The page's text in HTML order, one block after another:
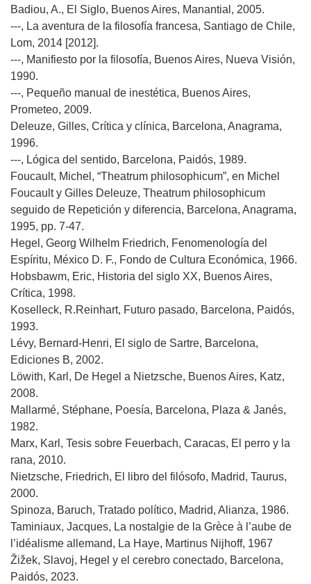
Badiou, A., El Siglo, Buenos Aires, Manantial, 2005.
---, La aventura de la filosofía francesa, Santiago de Chile,
Lom, 2014 [2012].
---, Manifiesto por la filosofía, Buenos Aires, Nueva Visión,
1990.
---, Pequeño manual de inestética, Buenos Aires,
Prometeo, 2009.
Deleuze, Gilles, Crítica y clínica, Barcelona, Anagrama,
1996.
---, Lógica del sentido, Barcelona, Paidós, 1989.
Foucault, Michel, “Theatrum philosophicum”, en Michel
Foucault y Gilles Deleuze, Theatrum philosophicum
seguido de Repetición y diferencia, Barcelona, Anagrama,
1995, pp. 7-47.
Hegel, Georg Wilhelm Friedrich, Fenomenología del
Espíritu, México D. F., Fondo de Cultura Económica, 1966.
Hobsbawm, Eric, Historia del siglo XX, Buenos Aires,
Crítica, 1998.
Koselleck, R.Reinhart, Futuro pasado, Barcelona, Paidós,
1993.
Lévy, Bernard-Henri, El siglo de Sartre, Barcelona,
Ediciones B, 2002.
Löwith, Karl, De Hegel a Nietzsche, Buenos Aires, Katz,
2008.
Mallarmé, Stéphane, Poesía, Barcelona, Plaza & Janés,
1982.
Marx, Karl, Tesis sobre Feuerbach, Caracas, El perro y la
rana, 2010.
Nietzsche, Friedrich, El libro del filósofo, Madrid, Taurus,
2000.
Spinoza, Baruch, Tratado político, Madrid, Alianza, 1986.
Taminiaux, Jacques, La nostalgie de la Grèce à l’aube de
l’idéalisme allemand, La Haye, Martinus Nijhoff, 1967
Žižek, Slavoj, Hegel y el cerebro conectado, Barcelona,
Paidós, 2023.